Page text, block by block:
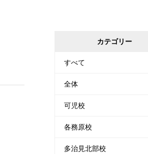
カテゴリー
すべて
全体
可児校
各務原校
多治見北部校